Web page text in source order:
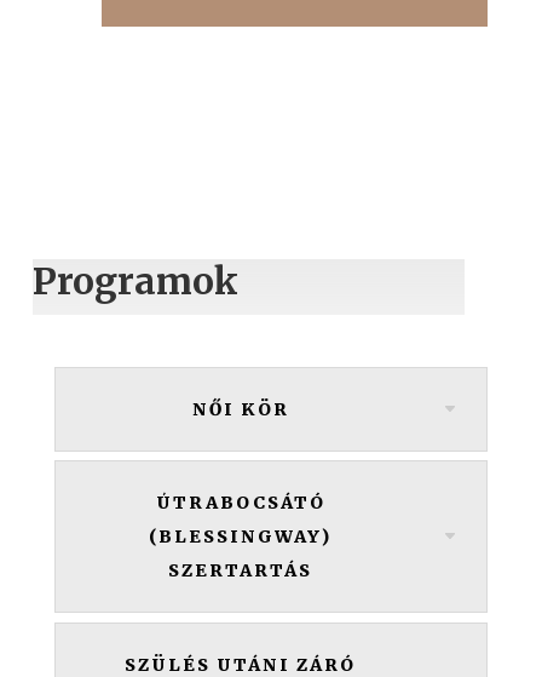
Programok
NŐI KÖR
ÚTRABOCSÁTÓ
(BLESSINGWAY)
SZERTARTÁS
SZÜLÉS UTÁNI ZÁRÓ